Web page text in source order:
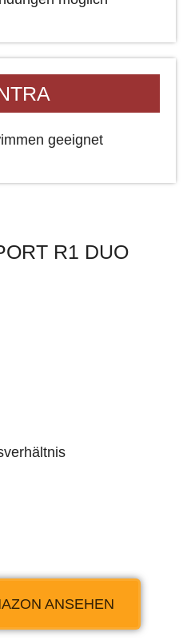
geeignet
R1 DUO
ANSEHEN